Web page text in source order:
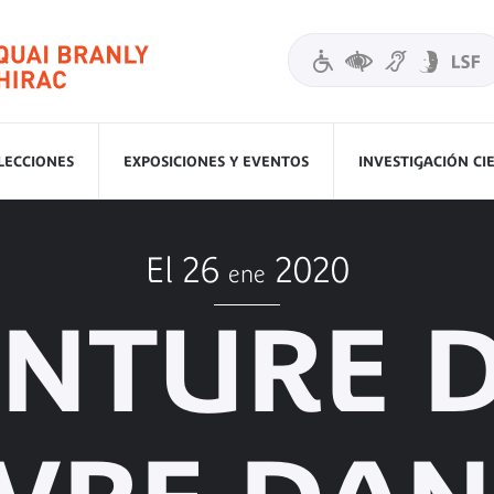
EXPOSICIONES Y EVENTOS INVESTIGACIÓN
El 26 ene 2020